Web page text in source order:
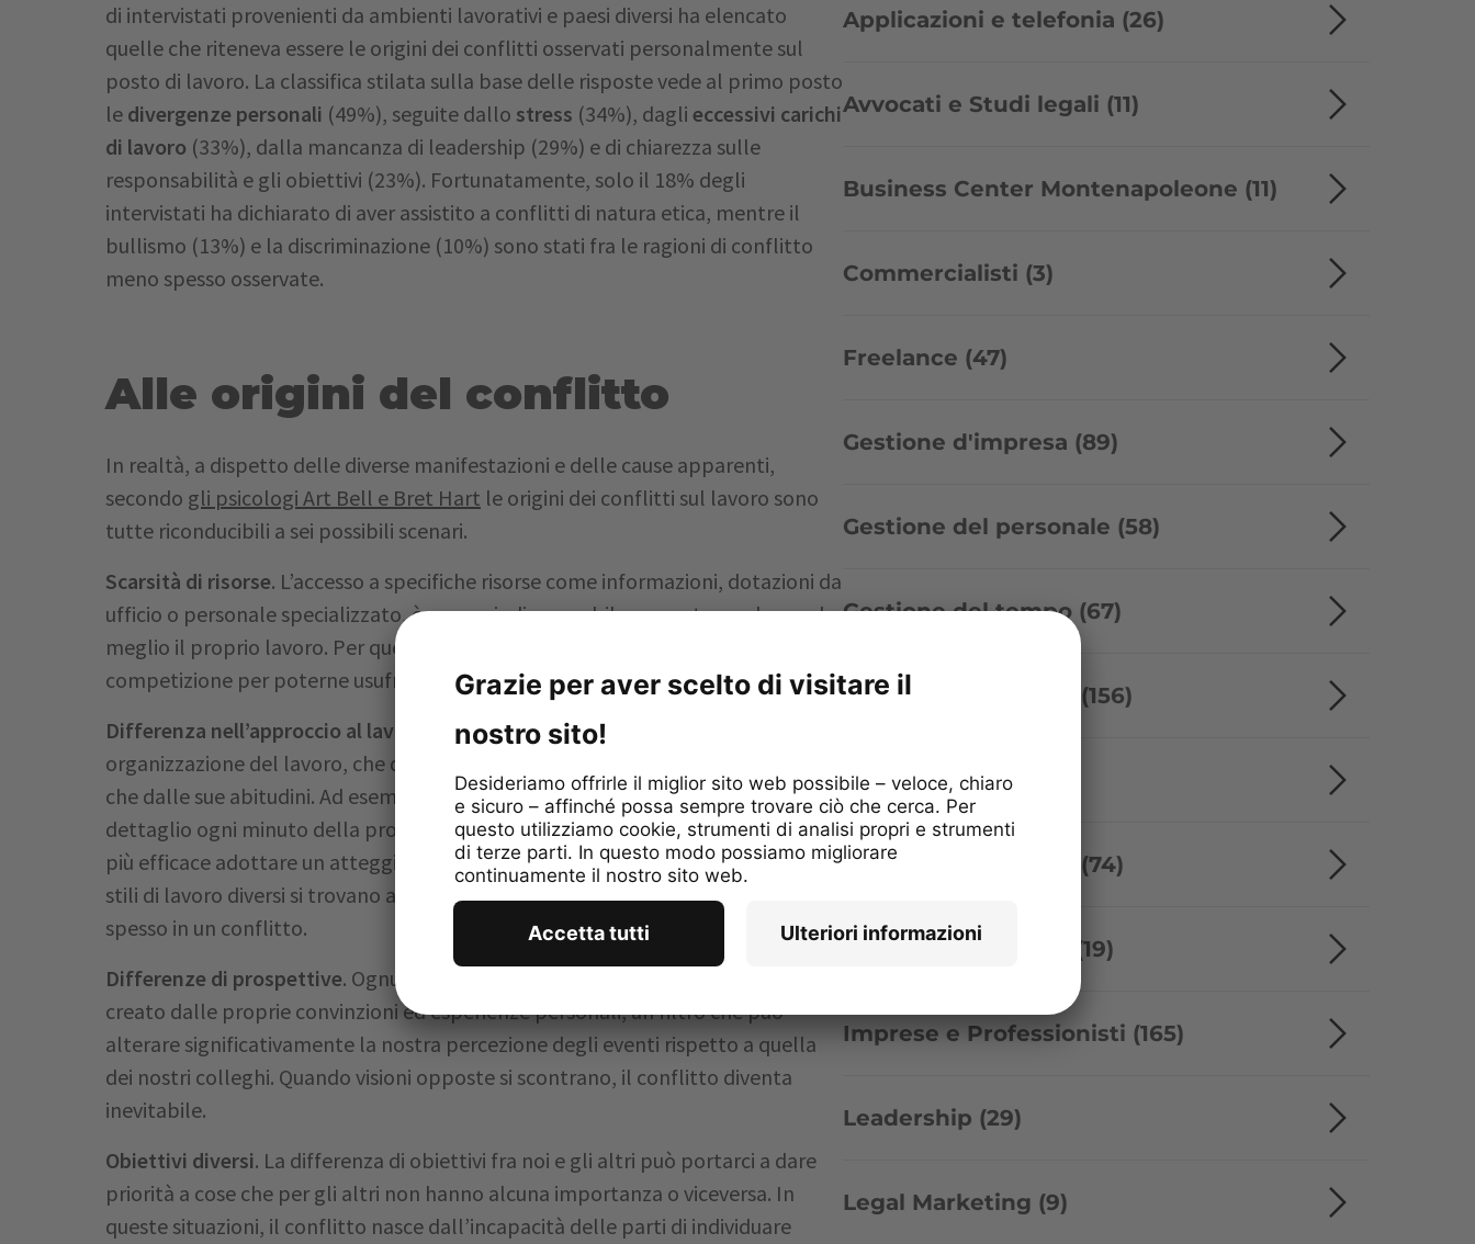
di intervistati provenienti da ambienti lavorativi e paesi diversi ha elencato
quelle che riteneva essere le origini dei conflitti osservati personalmente sul
posto di lavoro. La classifica stilata sulla base delle risposte vede al primo posto
le divergenze personali (49%), seguite dallo stress (34%), dagli eccessivi carichi
di lavoro (33%), dalla mancanza di leadership (29%) e di chiarezza sulle
responsabilità e gli obiettivi (23%). Fortunatamente, solo il 18% degli
intervistati ha dichiarato di aver assistito a conflitti di natura etica, mentre il
bullismo (13%) e la discriminazione (10%) sono stati fra le ragioni di conflitto
meno spesso osservate.
Alle origini del conflitto
In realtà, a dispetto delle diverse manifestazioni e delle cause apparenti,
secondo gli psicologi Art Bell e Bret Hart le origini dei conflitti sul lavoro sono
tutte riconducibili a sei possibili scenari.
Scarsità di risorse. L’accesso a specifiche risorse come informazioni, dotazioni da
ufficio o personale specializzato, è spesso indispensabile per poter svolgere al
meglio il proprio lavoro. Per questo quando una risorsa è insufficiente, la
competizione per poterne usufruire scatena conflitti.
Differenza nell’approccio al lavoro
. Ciascuno di noi ha il proprio metodo di
organizzazione del lavoro, che dipende tanto dalle sue inclinazioni personali
che dalle sue abitudini. Ad esempio, per alcuni è necessario programmare nel
dettaglio ogni minuto della propria giornata lavorativa, mentre altri trovano
più efficace adottare un atteggiamento meno strutturato. Quando persone con
stili di lavoro diversi si trovano a dover collaborare, l’incompatibilità sfocia
spesso in un conflitto.
Differenze di prospettive. Ognuno di noi vede il mondo attraverso un filtro
creato dalle proprie convinzioni ed esperienze personali, un filtro che può
alterare significativamente la nostra percezione degli eventi rispetto a quella
dei nostri colleghi. Quando visioni opposte si scontrano, il conflitto diventa
inevitabile.
Obiettivi diversi. La differenza di obiettivi fra noi e gli altri può portarci a dare
priorità a cose che per gli altri non hanno alcuna importanza o viceversa. In
queste situazioni, il conflitto nasce dall’incapacità delle parti di individuare
Applicazioni e telefonia (26)
Avvocati e Studi legali (11)
Business Center Montenapoleone (11)
Commercialisti (3)
Freelance (47)
Gestione d'impresa (89)
Gestione del personale (58)
Gestione del tempo (67)
Gestione dell'ufficio (156)
I nostri clienti (4)
Idee imprenditoriali (74)
Idee per le vacanze (19)
Imprese e Professionisti (165)
Leadership (29)
Legal Marketing (9)